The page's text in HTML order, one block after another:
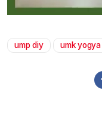
ump diy umk yogya